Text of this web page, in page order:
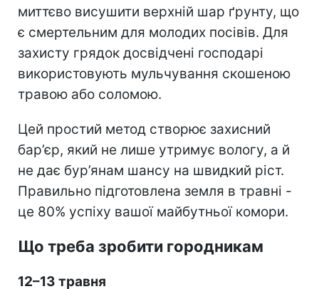
миттєво висушити верхній шар ґрунту, що
є смертельним для молодих посівів. Для
захисту грядок досвідчені господарі
використовують мульчування скошеною
травою або соломою.
Цей простий метод створює захисний
бар’єр, який не лише утримує вологу, а й
не дає бур’янам шансу на швидкий ріст.
Правильно підготовлена земля в травні -
це 80% успіху вашої майбутньої комори.
Що треба зробити городникам
12–13 травня